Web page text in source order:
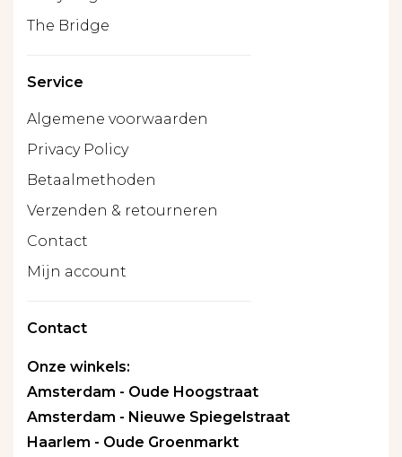
The Bridge
Service
Algemene voorwaarden
Privacy Policy
Betaalmethoden
Verzenden & retourneren
Contact
Mijn account
Contact
Onze winkels:
Amsterdam - Oude Hoogstraat
Amsterdam - Nieuwe Spiegelstraat
Haarlem - Oude Groenmarkt